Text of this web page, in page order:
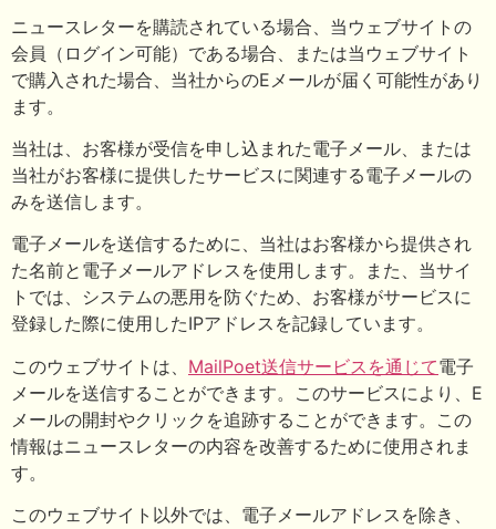
ニュースレターを購読されている場合、当ウェブサイトの
会員（ログイン可能）である場合、または当ウェブサイト
で購入された場合、当社からのEメールが届く可能性があり
ます。
当社は、お客様が受信を申し込まれた電子メール、または
当社がお客様に提供したサービスに関連する電子メールの
みを送信します。
電子メールを送信するために、当社はお客様から提供され
た名前と電子メールアドレスを使用します。また、当サイ
トでは、システムの悪用を防ぐため、お客様がサービスに
登録した際に使用したIPアドレスを記録しています。
このウェブサイトは、 MailPoet送信サービスを通じて電子
メールを送信することができます。このサービスにより、E
メールの開封やクリックを追跡することができます。この
情報はニュースレターの内容を改善するために使用されま
す。
このウェブサイト以外では、電子メールアドレスを除き、